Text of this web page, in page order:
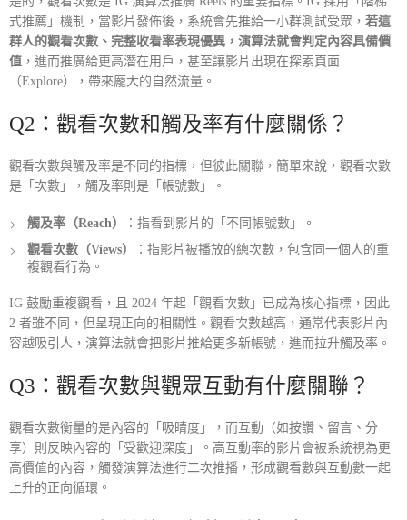
式推薦」機制，當影片發佈後，系統會先推給一小群測試受眾， 若這
群人的觀看次數、完整收看率表現優異，演算法就會判定內容具備價
值 ，進而推廣給更高潛在用戶，甚至讓影片出現在探索頁面
（Explore），帶來龐大的自然流量。
Q2：觀看次數和觸及率有什麼關係？
觀看次數與觸及率是不同的指標，但彼此關聯，簡單來說，觀看次數
是「次數」，觸及率則是「帳號數」。
觸及率（Reach）
：指看到影片的「不同帳號數」。
觀看次數（Views）
：指影片被播放的總次數，包含同一個人的重
複觀看行為。
IG 鼓勵重複觀看，且 2024 年起「觀看次數」已成為核心指標，因此
2 者雖不同，但呈現正向的相關性。觀看次數越高，通常代表影片內
容越吸引人，演算法就會把影片推給更多新帳號，進而拉升觸及率。
Q3：觀看次數與觀眾互動有什麼關聯？
觀看次數衡量的是內容的「吸睛度」，而互動（如按讚、留言、分
享）則反映內容的「受歡迎深度」。高互動率的影片會被系統視為更
高價值的內容，觸發演算法進行二次推播，形成觀看數與互動數一起
上升的正向循環。